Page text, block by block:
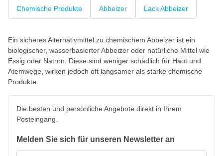
Chemische Produkte Abbeizer Lack Abbeizer
Ein sicheres Alternativmittel zu chemischem Abbeizer ist ein
biologischer, wasserbasierter Abbeizer oder natürliche Mittel wie
Essig oder Natron. Diese sind weniger schädlich für Haut und
Atemwege, wirken jedoch oft langsamer als starke chemische
Produkte.
Die besten und persönliche Angebote direkt in Ihrem
Posteingang.
Melden Sie sich für unseren Newsletter an